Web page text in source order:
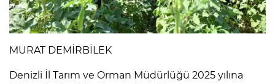
MURAT DEMİRBİLEK
Denizli İl Tarım ve Orman Müdürlüğü 2025 yılına